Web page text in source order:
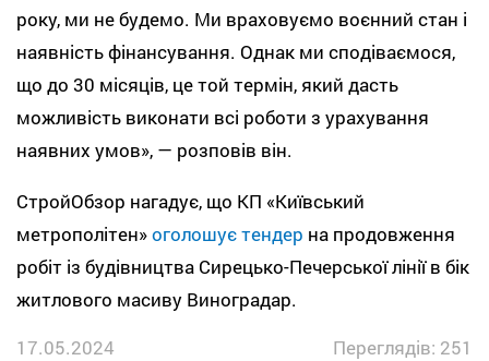
року, ми не будемо. Ми враховуємо воєнний стан і
наявність фінансування. Однак ми сподіваємося,
що до 30 місяців, це той термін, який дасть
можливість виконати всі роботи з урахування
наявних умов», — розповів він.
СтройОбзор нагадує, що КП «Київський
метрополітен»оголошує тендер на продовження
робіт із будівництва Сирецько-Печерської лінії в бік
житлового масиву Виноградар.
17.05.2024
Переглядів: 251